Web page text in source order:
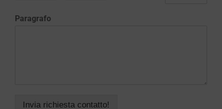
Paragrafo
Invia richiesta contatto!